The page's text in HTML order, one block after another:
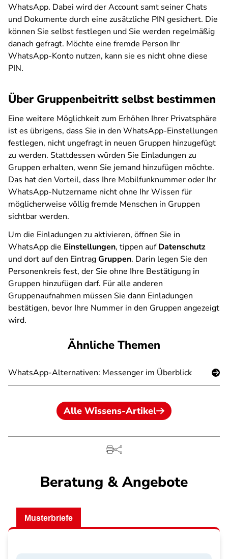
WhatsApp. Dabei wird der Account samt seiner Chats
und Dokumente durch eine zusätzliche PIN gesichert. Die
können Sie selbst festlegen und Sie werden regelmäßig
danach gefragt. Möchte eine fremde Person Ihr
WhatsApp-Konto nutzen, kann sie es nicht ohne diese
PIN.
Über Gruppenbeitritt selbst bestimmen
Eine weitere Möglichkeit zum Erhöhen Ihrer Privatsphäre
ist es übrigens, dass Sie in den WhatsApp-Einstellungen
festlegen, nicht ungefragt in neuen Gruppen hinzugefügt
zu werden. Stattdessen würden Sie Einladungen zu
Gruppen erhalten, wenn Sie jemand hinzufügen möchte.
Das hat den Vorteil, dass Ihre Mobilfunknummer oder Ihr
WhatsApp-Nutzername nicht ohne Ihr Wissen für
möglicherweise völlig fremde Menschen in Gruppen
sichtbar werden.
Um die Einladungen zu aktivieren, öffnen Sie in
WhatsApp die Einstellungen, tippen aufDatenschutz
und dort auf den EintragGruppen. Darin legen Sie den
Personenkreis fest, der Sie ohne Ihre Bestätigung in
Gruppen hinzufügen darf. Für alle anderen
Gruppenaufnahmen müssen Sie dann Einladungen
bestätigen, bevor Ihre Nummer in den Gruppen angezeigt
wird.
Ähnliche Themen
WhatsApp-Alternativen: Messenger im Überblick
Alle Wissens-Artikel
Beratung & Angebote
Musterbriefe